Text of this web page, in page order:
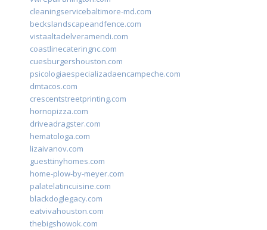
cleaningservicebaltimore-md.com
beckslandscapeandfence.com
vistaaltadelveramendi.com
coastlinecateringnc.com
cuesburgershouston.com
psicologiaespecializadaencampeche.com
dmtacos.com
crescentstreetprinting.com
hornopizza.com
driveadragster.com
hematologa.com
lizaivanov.com
guesttinyhomes.com
home-plow-by-meyer.com
palatelatincuisine.com
blackdoglegacy.com
eatvivahouston.com
thebigshowok.com